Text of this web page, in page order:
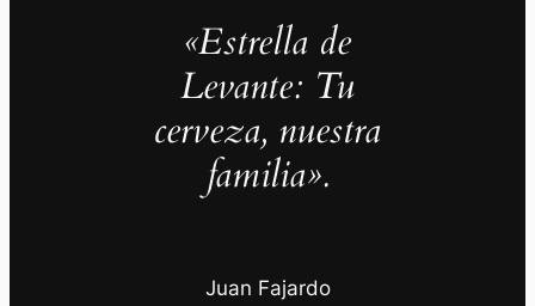
«Estrella de
Levante: Tu
cerveza, nuestra
familia».
Juan Fajardo